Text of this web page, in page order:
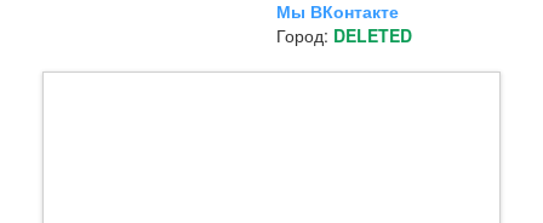
Мы ВКонтакте
Город: DELETED